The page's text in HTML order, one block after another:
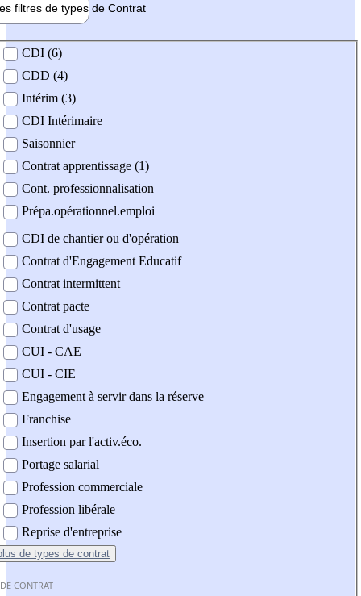
filtres de types de Contrat
contrat
CDI (6)
CDD (4)
Intérim (3)
CDI Intérimaire
Saisonnier
Contrat apprentissage (1)
Cont. professionnalisation
Prépa.opérationnel.emploi
CDI de chantier ou d'opération
Contrat d'Engagement Educatif
Contrat intermittent
Contrat pacte
Contrat d'usage
CUI - CAE
CUI - CIE
Engagement à servir dans la réserve
Franchise
Insertion par l'activ.éco.
Portage salarial
Profession commerciale
Profession libérale
Reprise d'entreprise
de types de contrat
CONTRAT